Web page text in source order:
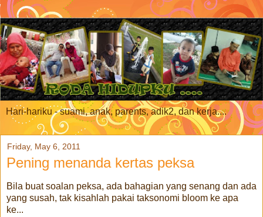
Hari-hariku - suami, anak, parents, adik2, dan kerja....
Friday, May 6, 2011
Pening menanda kertas peksa
Bila buat soalan peksa, ada bahagian yang senang dan ada
yang susah, tak kisahlah pakai taksonomi bloom ke apa
ke...